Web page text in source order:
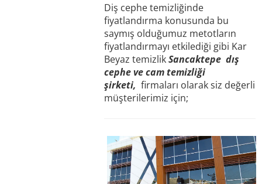
Diş cephe temizliğinde
fiyatlandırma konusunda bu
saymış olduğumuz metotların
fiyatlandırmayı etkilediği gibi Kar
Beyaz temizlikSancaktepe dış
cephe ve cam temizliği
şirketi, firmaları olarak siz değerli
müşterilerimiz için;